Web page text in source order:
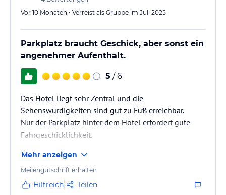
Vor 10 Monaten • Verreist als Gruppe im Juli 2025
Parkplatz braucht Geschick, aber sonst ein
angenehmer Aufenthalt.
5 / 6
Das Hotel liegt sehr Zentral und die
Sehenswürdigkeiten sind gut zu Fuß erreichbar.
Nur der Parkplatz hinter dem Hotel erfordert gute
Fahrgeschicklichkeit.
Mehr anzeigen
Meilengutschrift erhalten
Hilfreich Teilen